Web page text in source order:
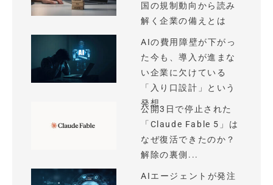
国の規制動向から読み
解く企業の備えとは
AIの費用障壁が下がっ
た今も、導入が進まな
い企業に欠けている
「入り口設計」という
発想
公開3日で停止された
「Claude Fable 5」は
なぜ復活できたのか？
解除の裏側...
AIエージェントが発注